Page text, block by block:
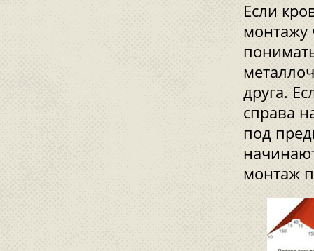
Если
монтажу
друга.
справа
под
монтаж